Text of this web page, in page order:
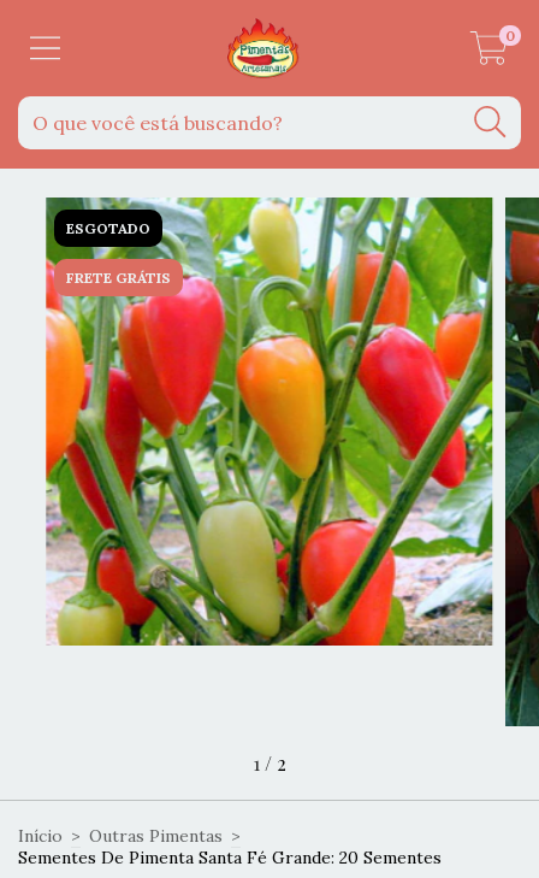
0
ESGOTADO
FRETE GRÁTIS
1 / 2
Início > Outras Pimentas >
Sementes De Pimenta Santa Fé Grande: 20 Sementes